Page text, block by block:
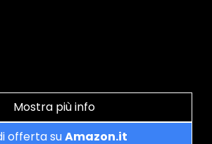
Mostra più info
offerta suAmazon.it